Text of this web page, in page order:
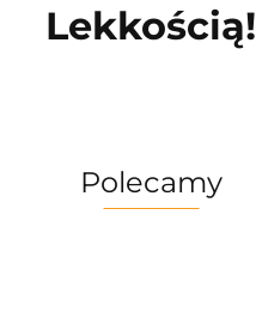
Lekkością!
Polecamy